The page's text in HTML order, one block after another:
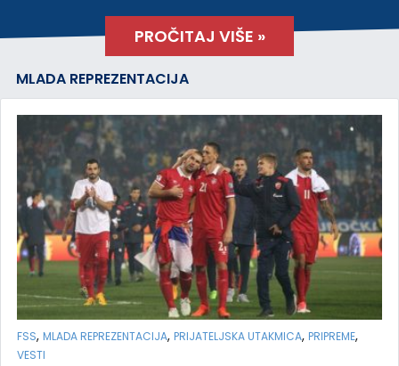
PROČITAJ VIŠE »
MLADA REPREZENTACIJA
FSS, MLADA REPREZENTACIJA, PRIJATELJSKA UTAKMICA, PRIPREME,
VESTI